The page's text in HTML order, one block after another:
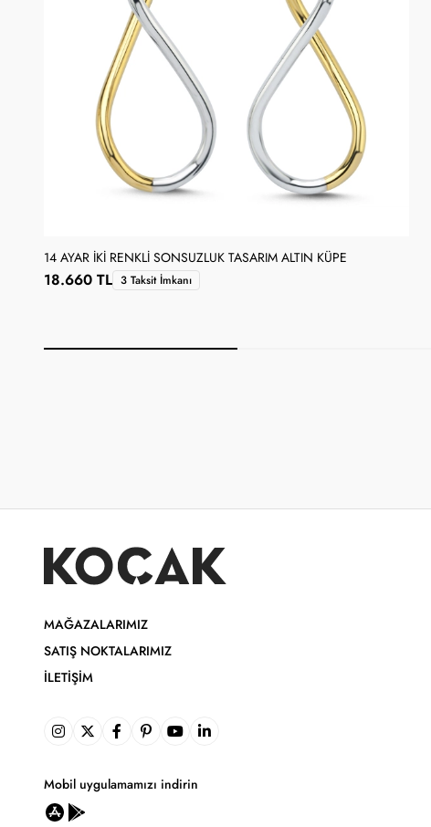
14 AYAR İKI RENKLI SONSUZLUK TASARIM ALTIN KÜPE
18.660 TL 3 Taksit İmkanı
MAĞAZALARIMIZ
SATIŞ NOKTALARIMIZ
İLETIŞIM
Mobil uygulamamızı indirin